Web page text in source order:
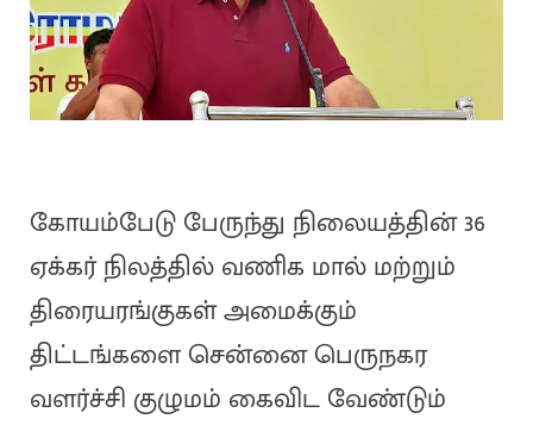
கோயம்பேடு பேருந்து நிலையத்தின் 36
ஏக்கர் நிலத்தில் வணிக மால் மற்றும்
திரையரங்குகள் அமைக்கும்
திட்டங்களை சென்னை பெருநகர
வளர்ச்சி குழுமம் கைவிட வேண்டும்